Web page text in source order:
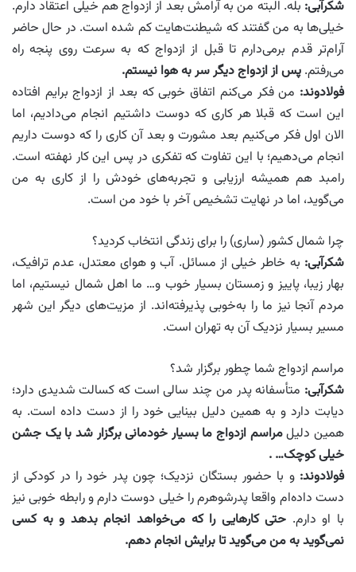
شکرآبی: بله. البته من به آرامش بعد از ازدواج هم خیلی اعتقاد دارم.
خیلی‌ها به من گفتند که شیطنت‌هایت کم شده است. در حال حاضر
آرام‌تر قدم برمی‌دارم تا قبل از ازدواج که به سرعت روی پنجه راه
می‌رفتم. پس از ازدواج دیگر سر به هوا نیستم.
فولادوند: من فکر می‌کنم اتفاق خوبی که بعد از ازدواج برایم افتاده
این است که قبلا هر کاری که دوست داشتیم انجام می‌دادیم، اما
الان اول فکر می‌کنیم بعد مشورت و بعد آن کاری را که دوست داریم
انجام می‌دهیم؛ با این تفاوت که تفکری در پس این کار نهفته است.
رامبد هم همیشه ارزیابی و تجربه‌های خودش را از کاری به من
می‌گوید، اما در نهایت تشخیص آخر با خود من است.
چرا شمال کشور (ساری) را برای زندگی انتخاب کردید؟
شکرآبی: به خاطر خیلی از مسائل. آب و هوای معتدل، عدم ترافیک،
بهار زیبا، پاییز و زمستان بسیار خوب و… ما اهل شمال نیستیم، اما
مردم آنجا نیز ما را به‌خوبی پذیرفته‌اند. از مزیت‌های دیگر این شهر
مسیر بسیار نزدیک آن به تهران است.
مراسم ازدواج شما چطور برگزار شد؟
شکرآبی: متأسفانه پدر من چند سالی است که کسالت شدیدی دارد؛
دیابت دارد و به همین دلیل بینایی خود را از دست داده است. به
همین دلیلمراسم ازدواج ما بسیار خودمانی برگزار شد با یک جشن
خیلی کوچک… .
فولادوند: و با حضور بستگان نزدیک؛ چون پدر خود را در کودکی از
دست داده‌ام واقعا پدرشوهرم را خیلی دوست دارم و رابطه خوبی نیز
با او دارم. حتی کارهایی را که می‌خواهد انجام بدهد و به کسی
نمی‌گوید به من می‌گوید تا برایش انجام دهم.